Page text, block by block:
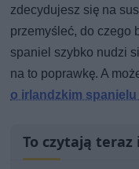
zdecydujesz się na
przemyśleć, do czego
spaniel szybko nudzi
na to poprawkę. A
o irlandzkim
To czytają teraz